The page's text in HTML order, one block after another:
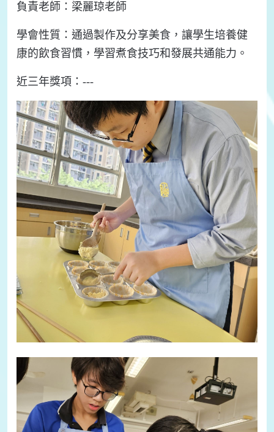
負責老師：梁麗琼老師
學會性質：通過製作及分享美食，讓學生培養健
康的飲食習慣，學習煮食技巧和發展共通能力。
近三年獎項：---